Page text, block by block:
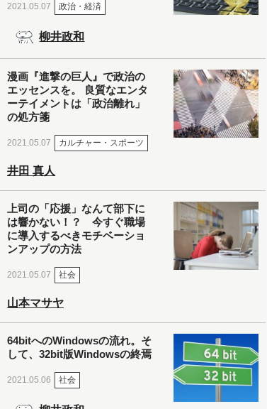
2021.05.07 政治・経済
柳井政和
漫画『進撃の巨人』で政治の
エッセンスを。 良質なエンタ
ーテイメントは「政治離れ」
の処方箋
2021.05.07 カルチャー・スポーツ
井田 真人
上司の「応援」なんて部下に
は響かない！？ 今すぐ職場
に導入するべきモチベーショ
ンアップの方法
2021.05.07 社会
山本マサヤ
64bitへのWindowsの流れ。そ
して、32bit版Windowsの終焉
2021.05.06 社会